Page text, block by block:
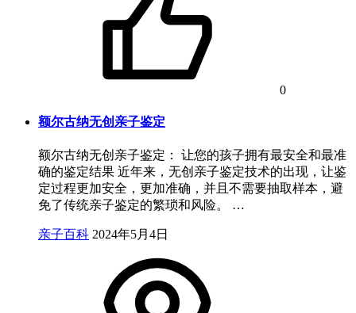
0
额尔古纳无创亲子鉴定
额尔古纳无创亲子鉴定： 让您的孩子拥有最安全和最准
确的鉴定结果 近年来，无创亲子鉴定技术的出现，让鉴
定过程更加安全，更加准确，并且不需要抽取样本，避
免了传统亲子鉴定的繁琐和风险。 …
亲子百科 2024年5月4日